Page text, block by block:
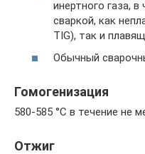
инертного газа,
сваркой, как
TIG), так и
Обычный
Гомогенизация
580-585 °С в течение не
Отжиг